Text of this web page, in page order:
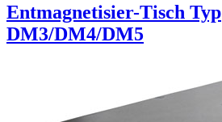
Entmagnetisier-Tisch Typ
DM3/DM4/DM5